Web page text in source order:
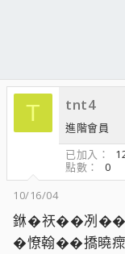
T tnt4
進階會員
已加入
點數
0
10/16/04
銝�祆��冽
�憭翰��撟曉